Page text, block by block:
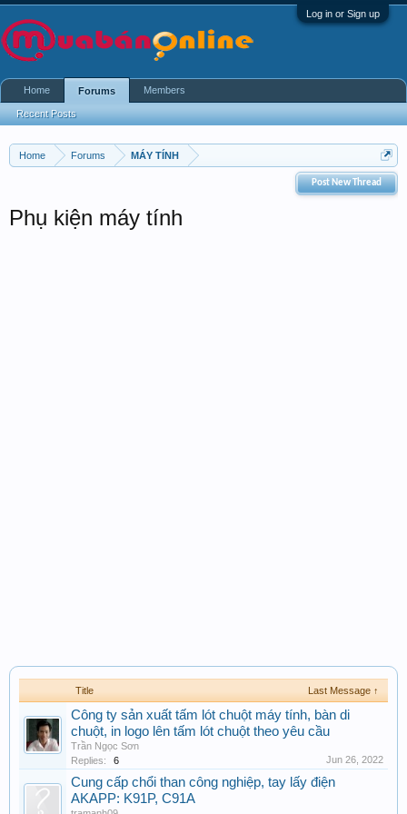
Log in or Sign up
Post New Thread
Home Forums MÁY TÍNH
Phụ kiện máy tính
Title Last Message ↑
Công ty sản xuất tấm lót chuột máy tính, bàn di
chuột, in logo lên tấm lót chuột theo yêu cầu
Trần Ngọc Sơn
Replies:
6 Jun 26, 2022
Cung cấp chổi than công nghiệp, tay lấy điện
AKAPP: K91P, C91A
Home Forums
Recent Posts
Members